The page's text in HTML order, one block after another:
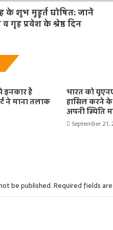
के शुभ मुहूर्त घोषित: जानें
गृह प्रवेश के श्रेष्ठ दिन
है
ने माना तलाक
भारत को
हासिल करने के
अपनी स्थिति
September 21,
be published.Required fields